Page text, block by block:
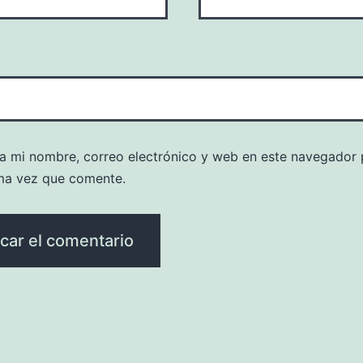
mi nombre, correo electrónico y web en este navegador
vez que comente.